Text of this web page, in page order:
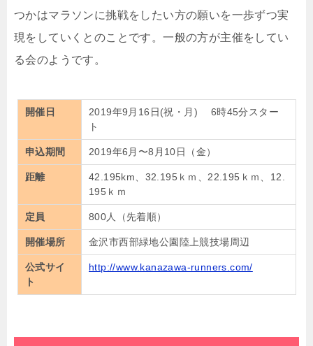
つかはマラソンに挑戦をしたい方の願いを一歩ずつ実
現をしていくとのことです。一般の方が主催をしてい
る会のようです。
開催日
2019年9月16日(祝・月) 6時45分スター
ト
申込期間 2019年6月〜8月10日（金）
距離
42.195km、32.195ｋｍ、22.195ｋｍ、12.
195ｋｍ
定員 800人（先着順）
開催場所 金沢市西部緑地公園陸上競技場周辺
公式サイ
ト
http://www.kanazawa-runners.com/